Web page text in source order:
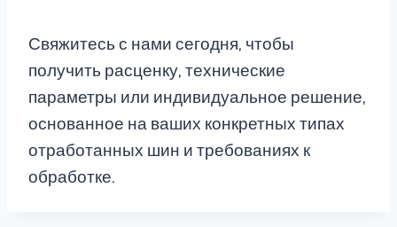
Свяжитесь с нами сегодня, чтобы
получить расценку, технические
параметры или индивидуальное решение,
основанное на ваших конкретных типах
отработанных шин и требованиях к
обработке.